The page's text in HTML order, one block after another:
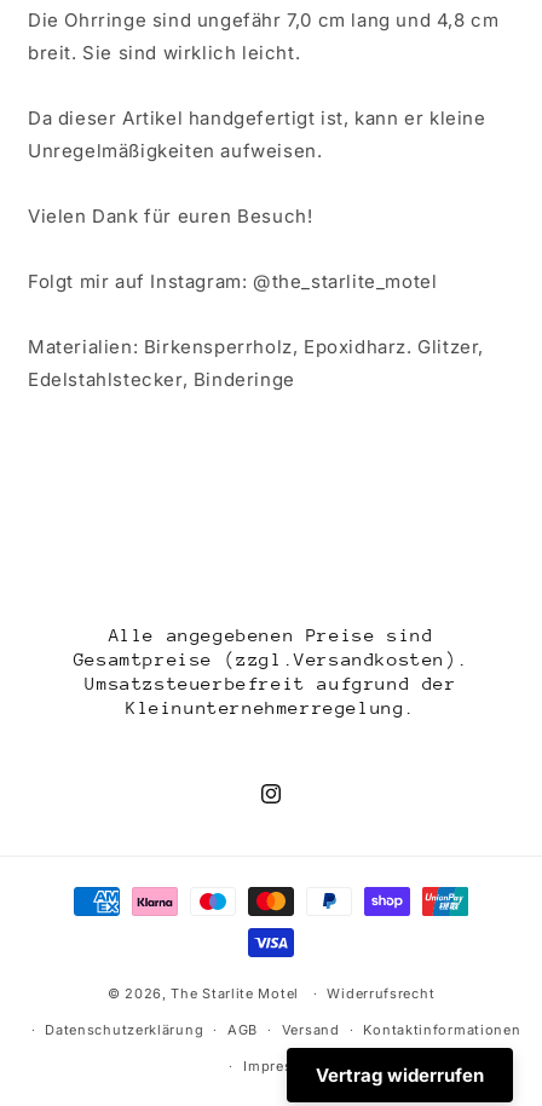
Die Ohrringe sind ungefähr 7,0 cm lang und 4,8 cm
breit. Sie sind wirklich leicht.
Da dieser Artikel handgefertigt ist, kann er kleine
Unregelmäßigkeiten aufweisen.
Vielen Dank für euren Besuch!
Folgt mir auf Instagram: @the_starlite_motel
Materialien: Birkensperrholz, Epoxidharz. Glitzer,
Edelstahlstecker, Binderinge
Alle angegebenen Preise sind
Gesamtpreise (zzgl.Versandkosten).
Umsatzsteuerbefreit aufgrund der
Kleinunternehmerregelung.
Instagram
Zahlungsmethoden
© 2026,The Starlite Motel Widerrufsrecht
Datenschutzerklärung AGB Versand Kontaktinformationen
ImpressumVertrag widerrufen